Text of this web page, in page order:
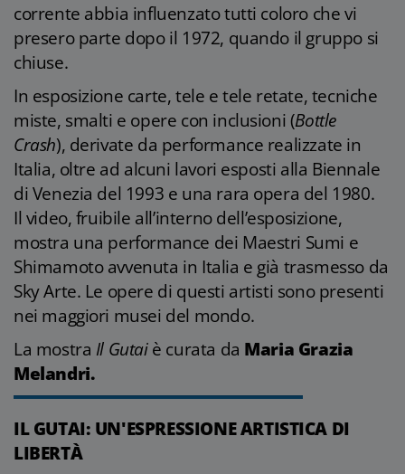
corrente abbia influenzato tutti coloro che vi
presero parte dopo il 1972, quando il gruppo si
chiuse.
In esposizione carte, tele e tele retate, tecniche
miste, smalti e opere con inclusioni (Bottle
Crash), derivate da performance realizzate in
Italia, oltre ad alcuni lavori esposti alla Biennale
di Venezia del 1993 e una rara opera del 1980.
Il video, fruibile all’interno dell’esposizione,
mostra una performance dei Maestri Sumi e
Shimamoto avvenuta in Italia e già trasmesso da
Sky Arte. Le opere di questi artisti sono presenti
nei maggiori musei del mondo.
La mostra Il Gutaiè curata da Maria Grazia
Melandri.
IL GUTAI: UN'ESPRESSIONE ARTISTICA DI
LIBERTÀ